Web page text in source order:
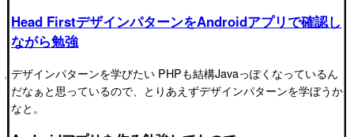
Head FirstデザインパターンをAndroidアプリで確認し
ながら勉強
デザインパターンを学びたい PHPも結構Javaっぽくなっているん
だなぁと思っているので、とりあえずデザインパターンを学ぼうか
なと。